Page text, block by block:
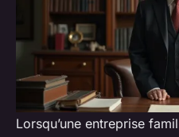
Lorsqu’une entreprise